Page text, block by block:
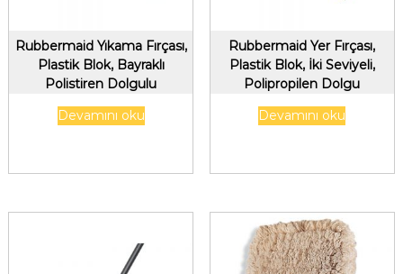
Rubbermaid Yıkama Fırçası,
Plastik Blok, Bayraklı
Polistiren Dolgulu
25cm/10inc
Devamını oku
Rubbermaid Yer Fırçası,
Plastik Blok, İki Seviyeli,
Polipropilen Dolgu
25cm/10inc
Devamını oku